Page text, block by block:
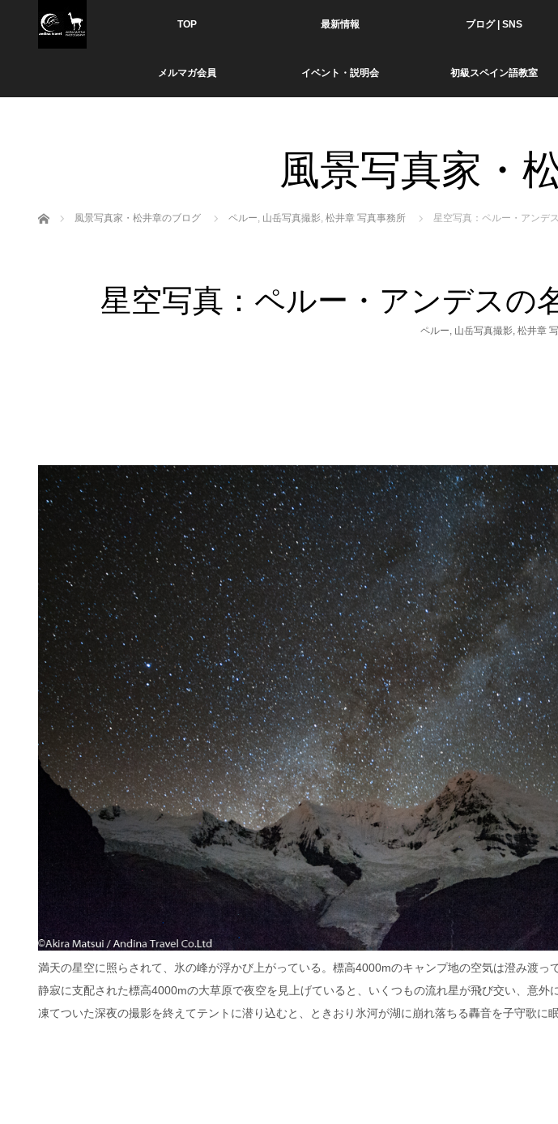
TOP 最新情報 ブログ | SNS
メルマガ会員 イベント・説明会 初級スペイン語教室
風景写真家・
ホーム 風景写真家・松井章のブログ ペルー, 山岳写真撮影, 松井章 写真事務所 星空写真：ペルー・アンデ
星空写真：ペルー・アンデスの
ペルー, 山岳写真撮影, 松井章
満天の星空に照らされて、氷の峰が浮かび上がっている。標高4000mのキャンプ地の空気は澄み渡っ
静寂に支配された標高4000mの大草原で夜空を見上げていると、いくつもの流れ星が飛び交い、意外
凍てついた深夜の撮影を終えてテントに潜り込むと、ときおり氷河が湖に崩れ落ちる轟音を子守歌に